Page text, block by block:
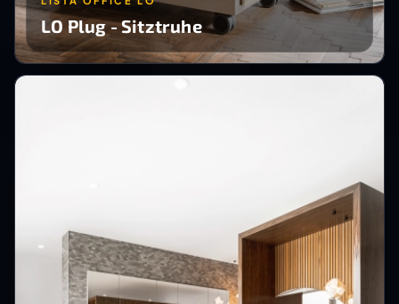
LO Plug - Sitztruhe